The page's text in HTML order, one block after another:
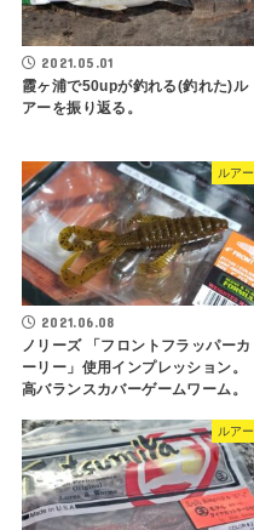
2021.05.01
霞ヶ浦で50upが釣れる(釣れた)ル
アーを振り返る。
ルアー
2021.06.08
ノリーズ 「フロントフラッパーカ
ーリー」使用インプレッション。
高バランスカバーゲームワーム。
ルアー